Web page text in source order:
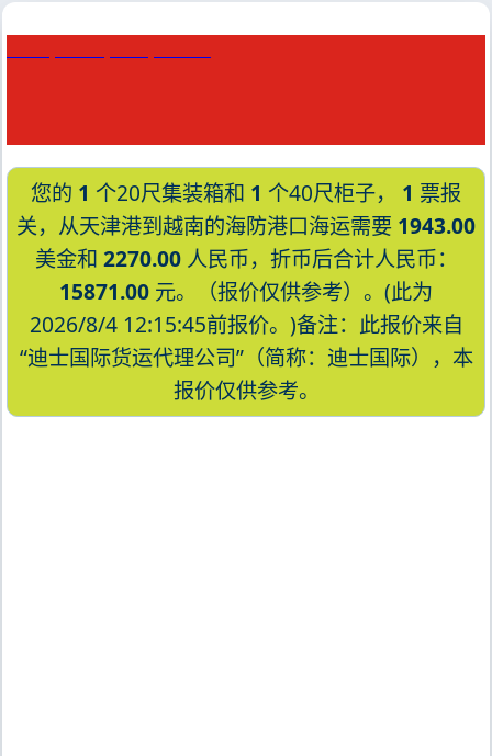
您的 1 个20尺集装箱和 1 个40尺柜子， 1 票报
关，从天津港到越南的海防港口海运需要 1943.00
美金和 2270.00人民币，折币后合计人民币：
15871.00 元。（报价仅供参考）。(此为
2026/8/4 12:15:45前报价。)备注：此报价来自
“迪士国际货运代理公司”（简称：迪士国际），本
报价仅供参考。